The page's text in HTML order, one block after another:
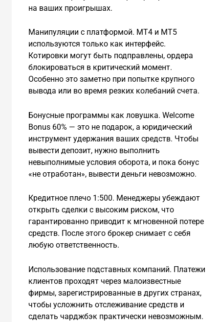
на ваших проигрышах.
Манипуляции с платформой. MT4 и MT5
используются только как интерфейс.
Котировки могут быть подправлены, ордера
блокироваться в критический момент.
Особенно это заметно при попытке крупного
вывода или во время резких колебаний счета.
Бонусные программы как ловушка. Welcome
Bonus 60% — это не подарок, а юридический
инструмент удержания ваших средств. Чтобы
вывести депозит, нужно выполнить
невыполнимые условия оборота, и пока бонус
«не отработан», вывести деньги невозможно.
Кредитное плечо 1:500. Менеджеры убеждают
открыть сделки с высоким риском, что
гарантированно приводит к мгновенной потере
средств. После этого брокер снимает с себя
любую ответственность.
Использование подставных компаний. Платежи
клиентов проходят через малоизвестные
фирмы, зарегистрированные в других странах,
чтобы усложнить отслеживание средств и
сделать чарджбэк практически невозможным.